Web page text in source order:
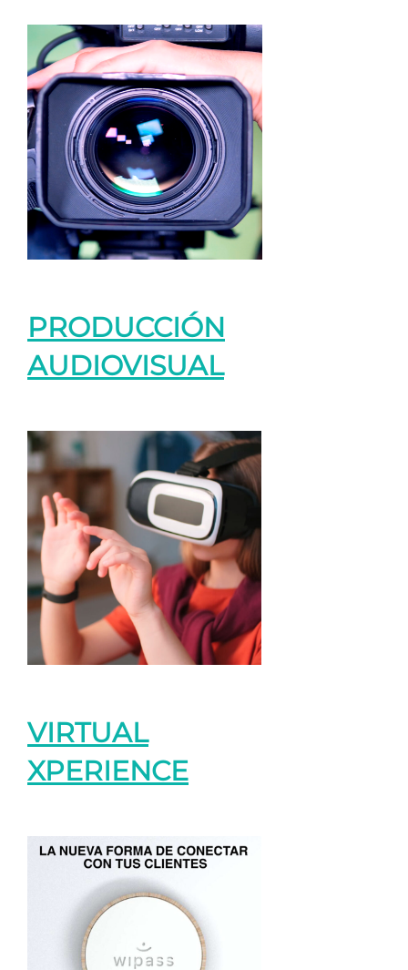
PRODUCCIÓN
AUDIOVISUAL
VIRTUAL
XPERIENCE